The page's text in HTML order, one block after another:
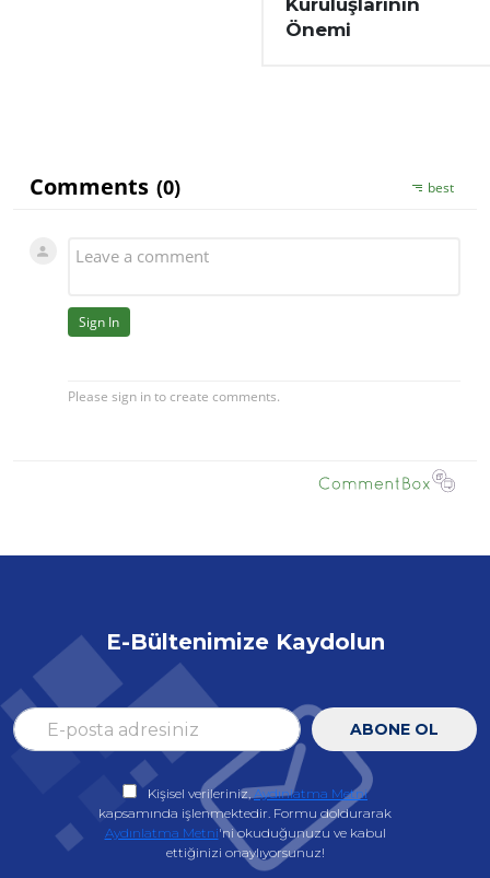
Kuruluşlarının
Önemi
E-Bültenimize Kaydolun
ABONE OL
Kişisel verileriniz, Aydınlatma Metni
kapsamında işlenmektedir. Formu doldurarak
Aydınlatma Metni'ni okuduğunuzu ve kabul
ettiğinizi onaylıyorsunuz!